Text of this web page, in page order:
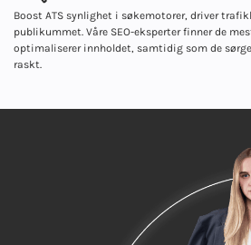
Boost ATS synlighet i søkemotorer, driver
publikummet. Våre SEO-eksperter finner de
optimaliserer innholdet, samtidig som de
raskt.